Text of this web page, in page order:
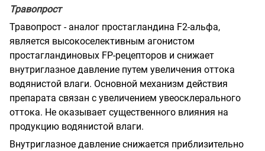
Травопрост
Травопрост - аналог простагландина F2-альфа,
является высокоселективным агонистом
простагландиновых FP-рецепторов и снижает
внутриглазное давление путем увеличения оттока
водянистой влаги. Основной механизм действия
препарата связан с увеличением увеосклерального
оттока. Не оказывает существенного влияния на
продукцию водянистой влаги.
Внутриглазное давление снижается приблизительно